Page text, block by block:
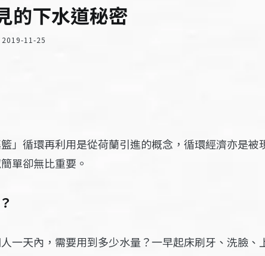
的下水道秘密
2019-11-25
籃」循環再利用是從荷蘭引進的概念，循環經濟亦是
單卻無比重要。
一天內，需要用到多少水量？一早起床刷牙、洗臉、